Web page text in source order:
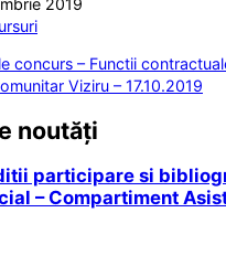
concurs – Functii
Viziru – 17.10.2019
noutăți
participare si
– Compartiment